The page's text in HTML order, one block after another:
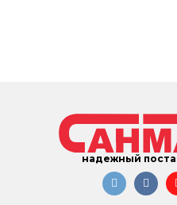
надежный